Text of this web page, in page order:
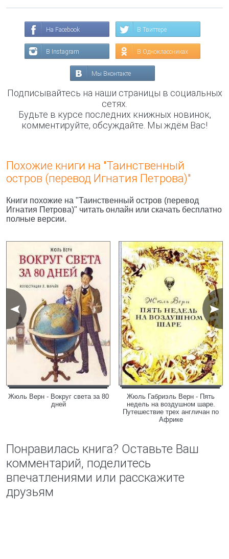
На Facebook В Твиттере
В Instagram В Одноклассниках
Мы Вконтакте
Подписывайтесь на наши страницы в социальных
сетях.
Будьте в курсе последних книжных новинок,
комментируйте, обсуждайте. Мы ждём Вас!
Похожие книги на "Таинственный
остров (перевод Игнатия Петрова)"
Книги похожие на "Таинственный остров (перевод
Игнатия Петрова)" читать онлайн или скачать бесплатно
полные версии.
Жюль Верн - Вокруг света за 80
дней
Жюль Габриэль Верн - Пять
недель на воздушном шаре.
Путешествие трех англичан по
Африке
Понравилась книга? Оставьте Ваш
комментарий, поделитесь
впечатлениями или расскажите
друзьям